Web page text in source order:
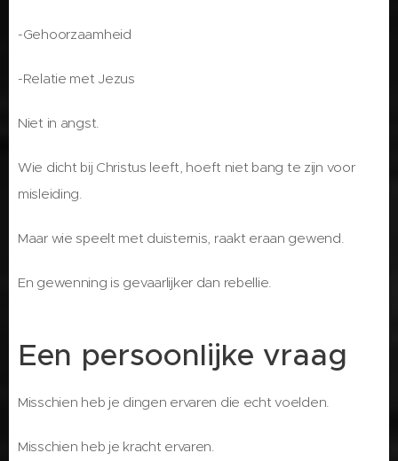
-Gehoorzaamheid
-Relatie met Jezus
Niet in angst.
Wie dicht bij Christus leeft, hoeft niet bang te zijn voor
misleiding.
Maar wie speelt met duisternis, raakt eraan gewend.
En gewenning is gevaarlijker dan rebellie.
Een persoonlijke vraag
Misschien heb je dingen ervaren die echt voelden.
Misschien heb je kracht ervaren.